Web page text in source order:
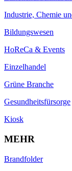
Industrie, Chemie
Bildungswesen
HoReCa & Events
Einzelhandel
Grüne Branche
Gesundheitsfürsorge
Kiosk
MEHR
Brandfolder